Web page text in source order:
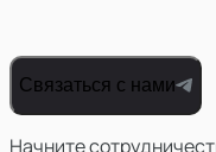
Связаться с нами
Начните